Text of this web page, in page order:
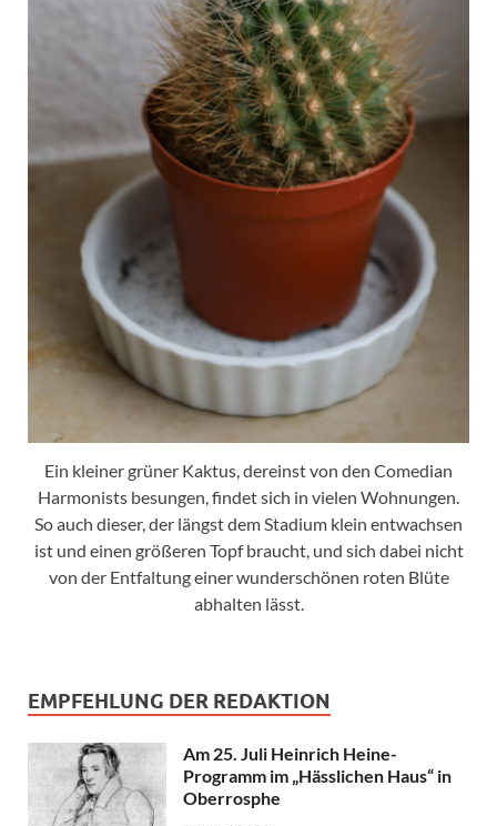
Ein kleiner grüner Kaktus, dereinst von den Comedian
Harmonists besungen, findet sich in vielen Wohnungen.
So auch dieser, der längst dem Stadium klein entwachsen
ist und einen größeren Topf braucht, und sich dabei nicht
von der Entfaltung einer wunderschönen roten Blüte
abhalten lässt.
EMPFEHLUNG DER REDAKTION
Am 25. Juli Heinrich Heine-
Programm im „Hässlichen Haus“ in
Oberrosphe